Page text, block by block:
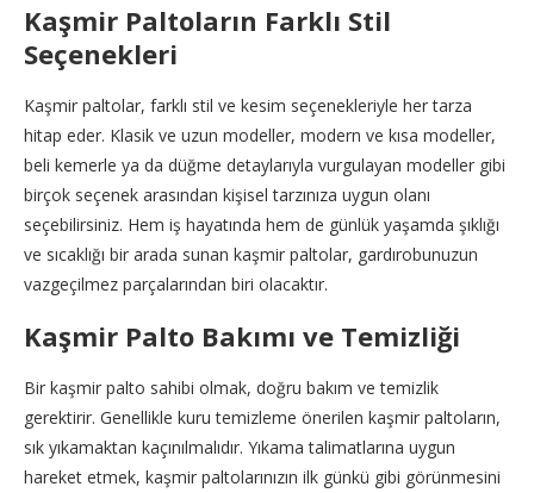
Kaşmir Paltoların Farklı Stil
Seçenekleri
Kaşmir paltolar, farklı stil ve kesim seçenekleriyle her tarza
hitap eder. Klasik ve uzun modeller, modern ve kısa modeller,
beli kemerle ya da düğme detaylarıyla vurgulayan modeller gibi
birçok seçenek arasından kişisel tarzınıza uygun olanı
seçebilirsiniz. Hem iş hayatında hem de günlük yaşamda şıklığı
ve sıcaklığı bir arada sunan kaşmir paltolar, gardırobunuzun
vazgeçilmez parçalarından biri olacaktır.
Kaşmir Palto Bakımı ve Temizliği
Bir kaşmir palto sahibi olmak, doğru bakım ve temizlik
gerektirir. Genellikle kuru temizleme önerilen kaşmir paltoların,
sık yıkamaktan kaçınılmalıdır. Yıkama talimatlarına uygun
hareket etmek, kaşmir paltolarınızın ilk günkü gibi görünmesini